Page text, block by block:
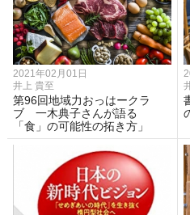
2021年02月01日
井上 貴至
第96回地域力おっはークラ
ブ 一木典子さんが語る
「食」の可能性の拓き方」